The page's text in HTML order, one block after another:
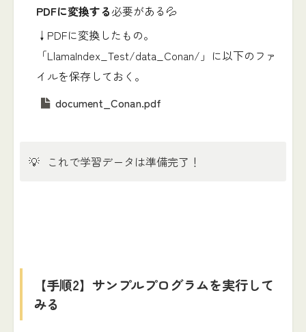
PDFに変換する必要がある💦
↓PDFに変換したもの。
「LlamaIndex_Test/data_Conan/」に以下のファ
イルを保存しておく。
document_Conan.pdf
💡 これで学習データは準備完了！
【手順2】サンプルプログラムを実行して
みる